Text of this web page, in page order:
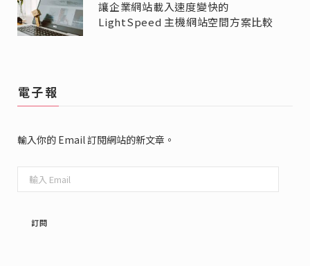
讓企業網站載入速度變快的
LightSpeed 主機網站空間方案比較
電子報
輸入你的 Email 訂閱網站的新文章。
入
訂閱